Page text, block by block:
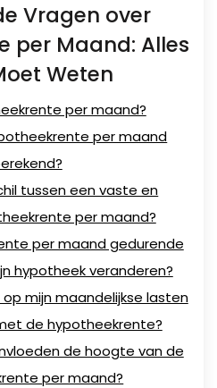
Vragen over
per Maand: Alles
Weten
per maand?
per maand
tussen een vaste en
per maand?
per maand gedurende
hypotheek veranderen?
mijn maandelijkse lasten
de hypotheekrente?
de hoogte van de
per maand?